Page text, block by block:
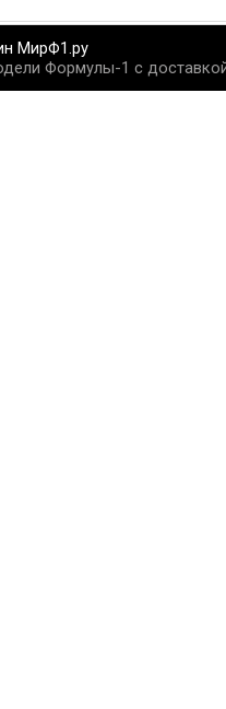
МирФ1.ру
Формулы-1 с